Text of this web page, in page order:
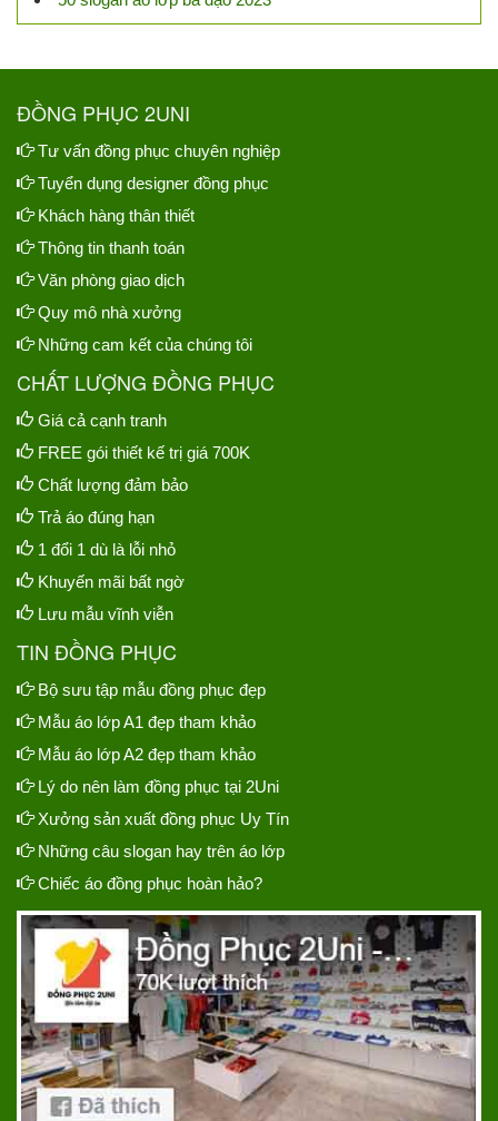
ĐỒNG PHỤC 2UNI
Tư vấn đồng phục chuyên nghiệp
Tuyển dụng designer đồng phục
Khách hàng thân thiết
Thông tin thanh toán
Văn phòng giao dịch
Quy mô nhà xưởng
Những cam kết của chúng tôi
CHẤT LƯỢNG ĐỒNG PHỤC
Giá cả cạnh tranh
FREE gói thiết kế trị giá 700K
Chất lượng đảm bảo
Trả áo đúng hạn
1 đổi 1 dù là lỗi nhỏ
Khuyến mãi bất ngờ
Lưu mẫu vĩnh viễn
TIN ĐỒNG PHỤC
Bộ sưu tập mẫu đồng phục đẹp
Mẫu áo lớp A1 đẹp tham khảo
Mẫu áo lớp A2 đẹp tham khảo
Lý do nên làm đồng phục tại 2Uni
Xưởng sản xuất đồng phục Uy Tín
Những câu slogan hay trên áo lớp
Chiếc áo đồng phục hoàn hảo?